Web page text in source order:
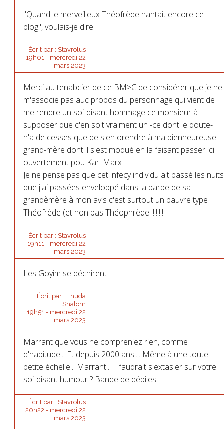
"Quand le merveilleux Théofrède hantait encore ce
blog", voulais-je dire.
Écrit par : Stavrolus
19h01- mercredi 22
mars 2023
Merci au tenabcier de ce BM>C de considérer que je ne
m'associe pas auc propos du personnage qui vient de
me rendre un soi-disant hommage ce monsieur à
supposer que c'en soit vraiment un -ce dont le doute-
n'a de cesses que de s'en orendre à ma bienheureuse
grand-mère dont il s'est moqué en la faisant passer ici
ouvertement pou Karl Marx
Je ne pense pas que cet infecy individu ait passé les nuits
que j'ai passées enveloppé dans la barbe de sa
grandèmère à mon avis c'est surtout un pauvre type
Théofrède (et non pas Théophrède !!!!!!!!
Écrit par : Stavrolus
19h11- mercredi 22
mars 2023
Les Goyim se déchirent
Écrit par : Ehuda
Shalom
19h51 - mercredi 22
mars 2023
Marrant que vous ne compreniez rien, comme
d'habitude... Et depuis 2000 ans.... Même à une toute
petite échelle... Marrant... Il faudrait s'extasier sur votre
soi-disant humour ? Bande de débiles !
Écrit par : Stavrolus
20h22 - mercredi 22
mars 2023